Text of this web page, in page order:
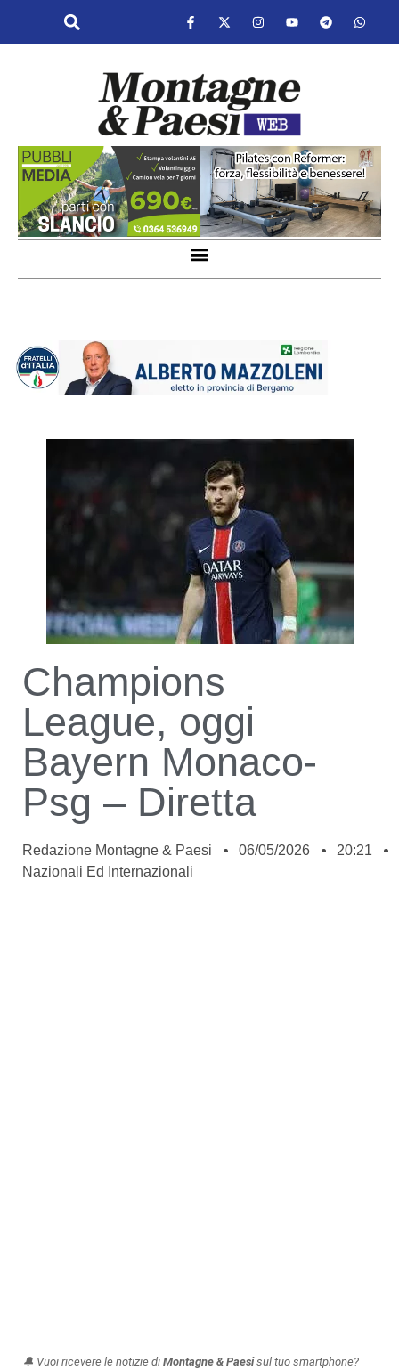
Champions
League, oggi
Bayern Monaco-
Psg – Diretta
Redazione Montagne & Paesi 06/05/2026
20:21
Nazionali Ed Internazionali
🔔 Vuoi ricevere le notizie di Montagne & Paesisul tuo smartphone?